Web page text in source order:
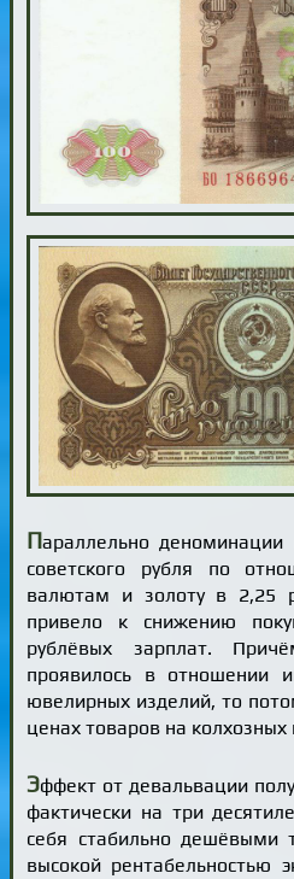
Параллельно
советского рубля по
валютам и золоту в 2,25
привело к снижению
рублёвых зарплат.
проявилось в отношении
ювелирных изделий, то
ценах товаров на колхозных
Эффект от девальвации
фактически на три
себя стабильно дешёвыми
высокой рентабельностью